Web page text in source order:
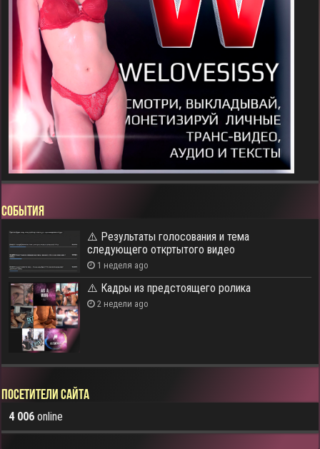
СОБЫТИЯ
⚠️ Результаты голосования и тема
следующего откртытого видео
1 неделя ago
⚠️ Кадры из предстоящего ролика
2 недели ago
Посетители сайта
4 006 online